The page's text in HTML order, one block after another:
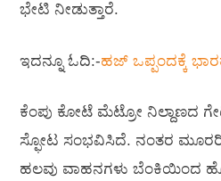
ಭೇಟಿ ನೀಡುತ್ತಾರೆ.
ಇದನ್ನೂ ಓದಿ:-ಹಜ್‌ ಒಪ್ಪಂದಕ್ಕೆ
ಕೆಂಪು ಕೋಟೆ ಮೆಟ್ರೋ ನಿಲ್ದಾಣದ
ಸ್ಫೋಟ ಸಂಭವಿಸಿದೆ. ನಂತರ
ಹಲವು ವಾಹನಗಳು ಬೆಂಕಿಯಿಂದ